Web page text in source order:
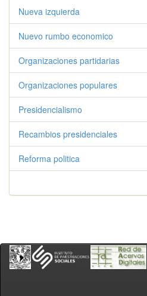
Nueva izquierda
Nuevo rumbo economico
Organizaciones partidarias
Organizaciones populares
Presidencialismo
Recambios presidenciales
Reforma politica